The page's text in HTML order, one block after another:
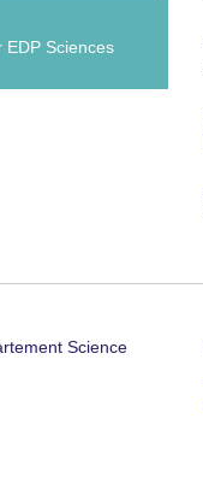
EDP Sciences
Science